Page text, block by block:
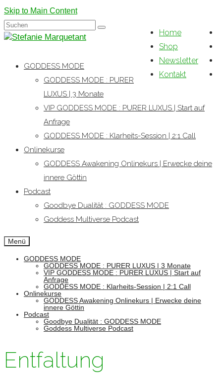
Skip to Main Content
Home
Shop
Newsletter
Kontakt
Suchen
nach:
GODDESS MODE
GODDESS MODE : PURER
LUXUS | 3 Monate
VIP GODDESS MODE : PURER LUXUS | Start auf
Anfrage
GODDESS MODE : Klarheits-Session | 2:1 Call
Onlinekurse
GODDESS Awakening Onlinekurs | Erwecke deine
innere Göttin
Podcast
Goodbye Dualität : GODDESS MODE
Goddess Multiverse Podcast
Menü
GODDESS MODE
GODDESS MODE : PURER LUXUS | 3 Monate
VIP GODDESS MODE : PURER LUXUS | Start auf
Anfrage
GODDESS MODE : Klarheits-Session | 2:1 Call
Onlinekurse
GODDESS Awakening Onlinekurs | Erwecke deine
innere Göttin
Podcast
Goodbye Dualität : GODDESS MODE
Goddess Multiverse Podcast
Entfaltung